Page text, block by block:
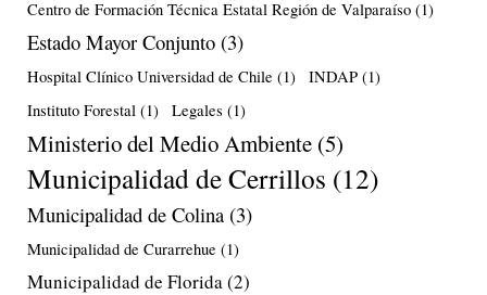
Centro de Formación Técnica Estatal Región de Valparaíso (1)
Estado Mayor Conjunto (3)
Hospital Clínico Universidad de Chile (1) INDAP (1)
Instituto Forestal (1) Legales (1)
Ministerio del Medio Ambiente (5)
Municipalidad de Cerrillos (12)
Municipalidad de Colina (3)
Municipalidad de Curarrehue (1)
Municipalidad de Florida(2)